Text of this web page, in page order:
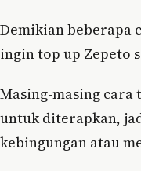
Demikian beberapa
ingin top up Zepeto
Masing-masing
untuk diterapkan,
kebingungan atau